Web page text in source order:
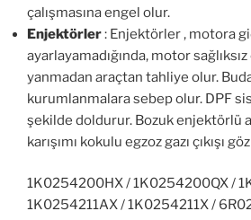
çalışmasına engel olur.
Enjektörler: Enjektörler , motora
ayarlayamadığında, motor sağlıksız
yanmadan araçtan tahliye olur.
kurumlanmalara sebep olur. DPF
şekilde doldurur. Bozuk enjektörlü
karışımı kokulu egzoz gazı çıkışı
1K0254200HX / 1K0254200QX /
1K0254211AX / 1K0254211X /